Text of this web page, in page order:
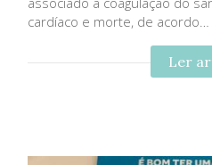
cardíaco e morte, de acordo…
Ler